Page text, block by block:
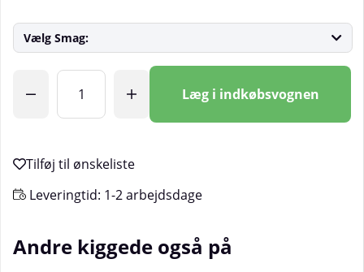
Vælg Smag:
Læg i indkøbsvognen
Leveringtid: 1-2 arbejdsdage
Andre kiggede også på